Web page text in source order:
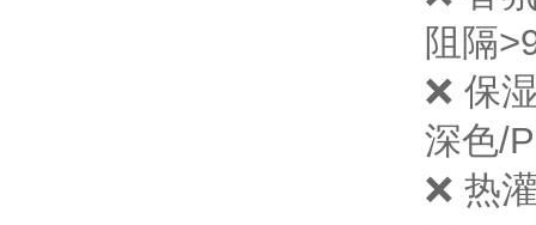
阻隔
❌ 保
深色/
❌ 热